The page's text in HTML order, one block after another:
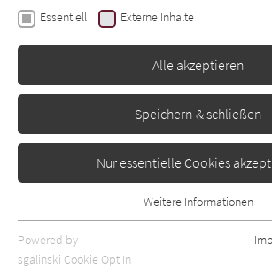
Paola Bacchia
Istrien
Erschienen: April 2023 0
Essentiell Externe Inhalte
Alle akzeptieren
Speichern & schließen
Nur essentielle Cookies
Essentielle Cookies werden für grundlegende
Webseite benötigt. Dadurch ist gewährleistet,
Weitere Informationen
Powered by
sgalinski Cookie Opt In